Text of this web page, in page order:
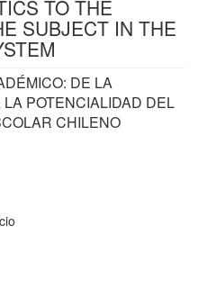
TO THE
SUBJECT IN THE
DE LA
POTENCIALIDAD DEL
CHILENO